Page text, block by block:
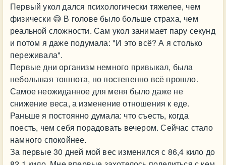
Первый укол дался психологически тяжелее, чем
физически 😅 В голове было больше страха, чем
реальной сложности. Сам укол занимает пару секунд
и потом я даже подумала: "И это всё? А я столько
переживала".
Первые дни организм немного привыкал, была
небольшая тошнота, но постепенно всё прошло.
Самое неожиданное для меня было даже не
снижение веса, а изменение отношения к еде.
Раньше я постоянно думала: что съесть, когда
поесть, чем себя порадовать вечером. Сейчас стало
намного спокойнее.
За первые 30 дней мой вес изменился с 86,4 кило до